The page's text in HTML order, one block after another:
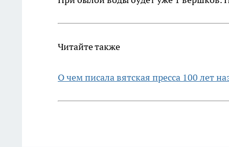
Читайте также
О чем писала вятская пресса 100 лет